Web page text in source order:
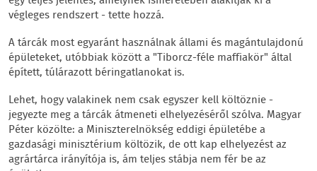
végleges rendszert - tette hozzá.
A tárcák most egyaránt használnak állami és magántulajdonú
épületeket, utóbbiak között a "Tiborcz-féle maffiakör" által
épített, túlárazott béringatlanokat is.
Lehet, hogy valakinek nem csak egyszer kell költöznie -
jegyezte meg a tárcák átmeneti elhelyezéséről szólva. Magyar
Péter közölte: a Miniszterelnökség eddigi épületébe a
gazdasági minisztérium költözik, de ott kap elhelyezést az
agrártárca irányítója is, ám teljes stábja nem fér be az